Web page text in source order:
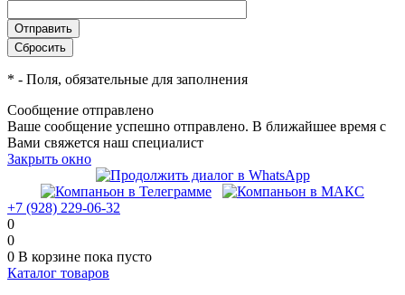
* - Поля, обязательные для заполнения
Сообщение отправлено
Ваше сообщение успешно отправлено. В ближайшее время с
Вами свяжется наш специалист
Закрыть окно
+7 (928) 229-06-32
0
0
0 В корзине пока пусто
Каталог товаров